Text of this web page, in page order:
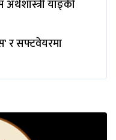
याङ्‌की
र सफ्टवेयरमा